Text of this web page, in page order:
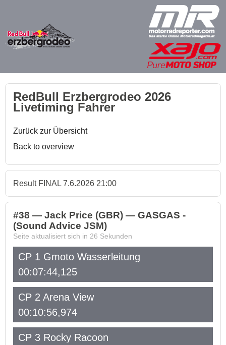
RedBull Erzbergrodeo 2026
Livetiming Fahrer
Zurück zur Übersicht
Back to overview
Result FINAL 7.6.2026 21:00
#38 — Jack Price (GBR) — GASGAS -
(Sound Advice JSM)
Seite aktualisiert sich in 26 Sekunden
CP 1 Gmoto Wasserleitung
00:07:44,125
CP 2 Arena View
00:10:56,974
CP 3 Rocky Racoon